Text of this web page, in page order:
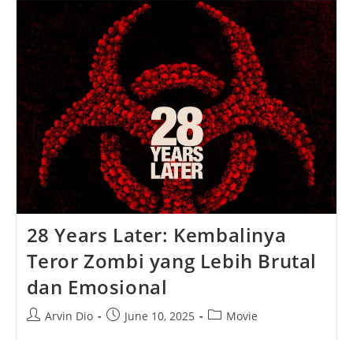
28 Years Later: Kembalinya
Teror Zombi yang Lebih Brutal
dan Emosional
PostArvin Dio
PostJune 10, 2025
PostMovie